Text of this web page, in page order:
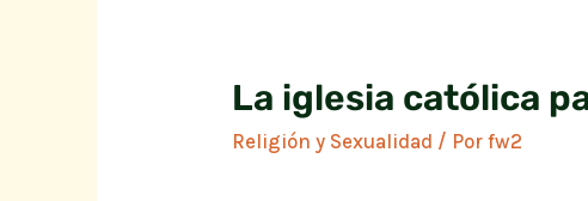
La iglesia católica
Religión y Sexualidad / Porfw2